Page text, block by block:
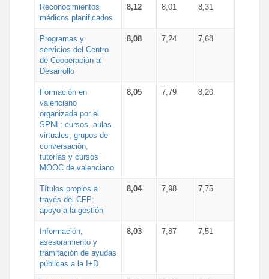
Reconocimientos
médicos planificados
8,12 8,01 8,31
Programas y
servicios del Centro
de Cooperación al
Desarrollo
8,08 7,24 7,68
Formación en
valenciano
organizada por el
SPNL: cursos, aulas
virtuales, grupos de
conversación,
tutorías y cursos
MOOC de valenciano
8,05 7,79 8,20
Títulos propios a
través del CFP:
apoyo a la gestión
8,04 7,98 7,75
Información,
asesoramiento y
tramitación de ayudas
públicas a la I+D
8,03 7,87 7,51